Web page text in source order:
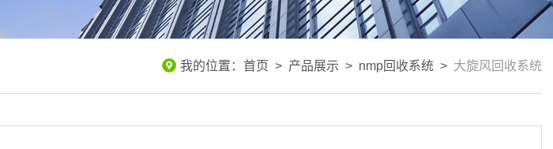
我的位置： 首页 > 产品展示 > nmp回收系统 > 大旋风回收系统